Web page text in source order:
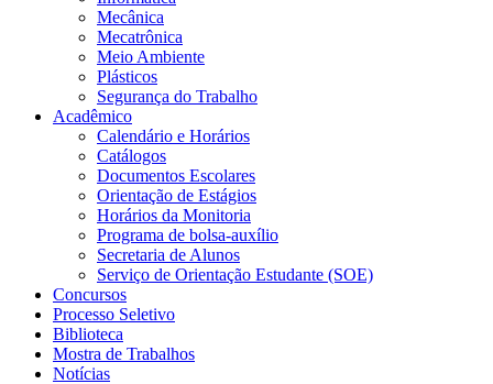
Mecânica
Mecatrônica
Meio Ambiente
Plásticos
Segurança do Trabalho
Acadêmico
Calendário e Horários
Catálogos
Documentos Escolares
Orientação de Estágios
Horários da Monitoria
Programa de bolsa-auxílio
Secretaria de Alunos
Serviço de Orientação Estudante (SOE)
Concursos
Processo Seletivo
Biblioteca
Mostra de Trabalhos
Notícias